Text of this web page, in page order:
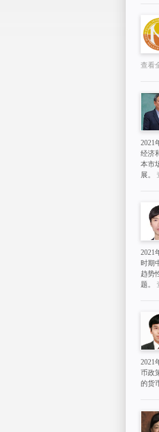
查看
2021
经济
本市
展。
2021
时期
趋势
题。
2021
币政
的货